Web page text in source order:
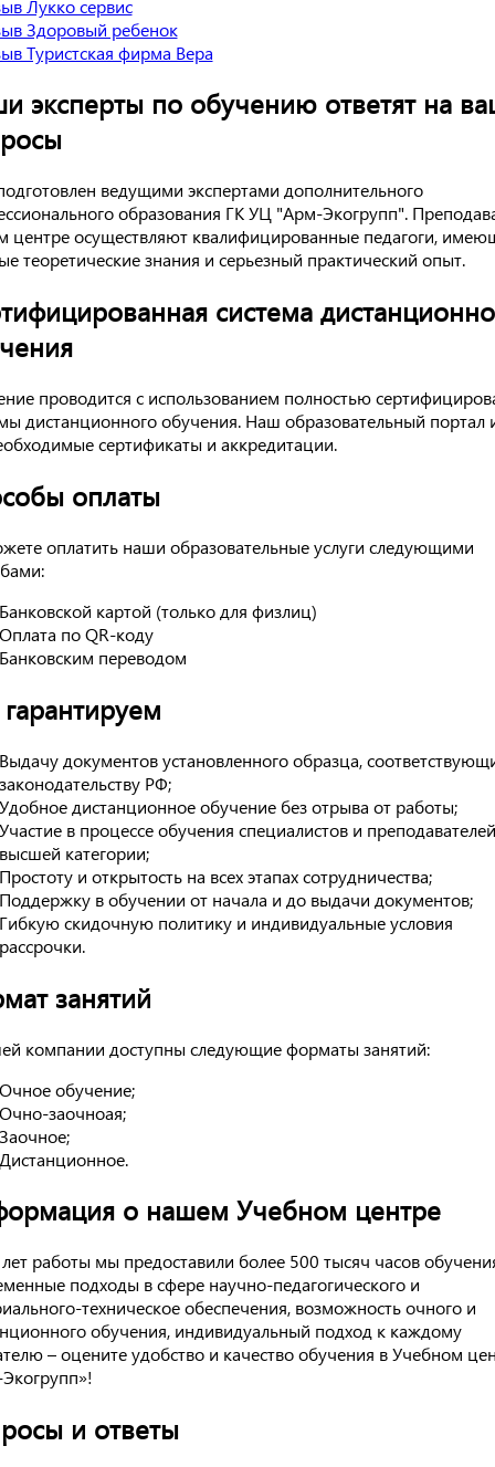
эксперты по обучению ответят на
ведущими экспертами дополнительного
образования ГК УЦ "Арм-Экогрупп".
центре осуществляют квалифицированные педагоги,
теоретические знания и серьезный практический опыт.
система
проводится с использованием полностью
дистанционного обучения. Наш образовательный портал
сертификаты и аккредитации.
оплаты
оплатить наши образовательные услуги следующими
картой (только для физлиц)
по QR-коду
переводом
документов установленного образца,
РФ;
дистанционное обучение без отрыва от работы;
в процессе обучения специалистов и преподавателей
категории;
и открытость на всех этапах сотрудничества;
в обучении от начала и до выдачи документов;
скидочную политику и индивидуальные условия
занятий
компании доступны следующие форматы занятий:
обучение;
заочноая;
о нашем Учебном центре
работы мы предоставили более 500 тысяч часов
подходы в сфере научно-педагогического и
техническое обеспечения, возможность очного и
обучения, индивидуальный подход к каждому
– оцените удобство и качество обучения в Учебном
и ответы